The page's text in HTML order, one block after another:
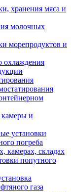
хранения мяса и
молочных
морепродуктов и
охлаждения
и
установки
погреба
камерах, складах
попутного
газа